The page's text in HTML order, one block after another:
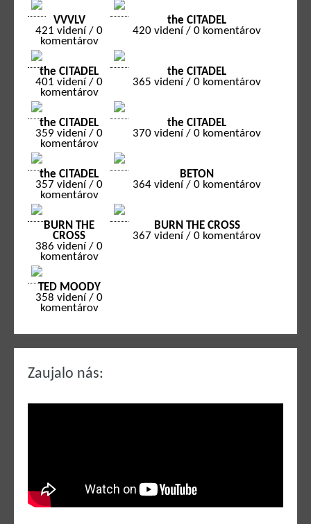
Zaujalo nás:
VVVLV
421 videní / 0
komentárov
the CITADEL
420 videní / 0 komentárov
the CITADEL
401 videní / 0
komentárov
the CITADEL
365 videní / 0 komentárov
the CITADEL
359 videní / 0
komentárov
the CITADEL
370 videní / 0 komentárov
the CITADEL
357 videní / 0
komentárov
BETON
364 videní / 0 komentárov
BURN THE
CROSS
386 videní / 0
komentárov
BURN THE CROSS
367 videní / 0 komentárov
TED MOODY
358 videní / 0
komentárov